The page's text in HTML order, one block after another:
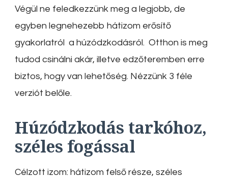
Végül ne feledkezzünk meg a legjobb, de
egyben legnehezebb hátizom erősítő
gyakorlatról a húzódzkodásról. Otthon is meg
tudod csinálni akár, illetve edzőteremben erre
biztos, hogy van lehetőség. Nézzünk 3 féle
verziót belőle.
Húzódzkodás tarkóhoz,
széles fogással
Célzott izom: hátizom felső része, széles